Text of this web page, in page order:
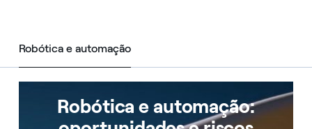
Robótica e automaçãoRobótica e automação
Robótica e automação: